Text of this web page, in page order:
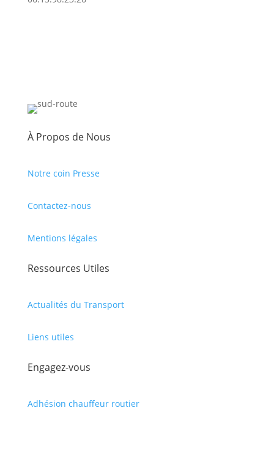
À Propos de Nous
Notre coin Presse
Contactez-nous
Mentions légales
Ressources Utiles
Actualités du Transport
Liens utiles
Engagez-vous
Adhésion chauffeur routier